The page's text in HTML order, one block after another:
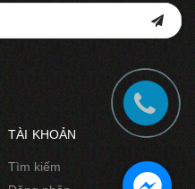
TÀI KHOẢN
Tìm kiếm